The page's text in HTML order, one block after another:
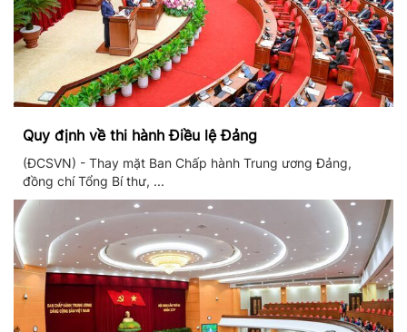
Quy định về thi hành Điều lệ Đảng
(ĐCSVN) - Thay mặt Ban Chấp hành Trung ương Đảng,
đồng chí Tổng Bí thư, ...